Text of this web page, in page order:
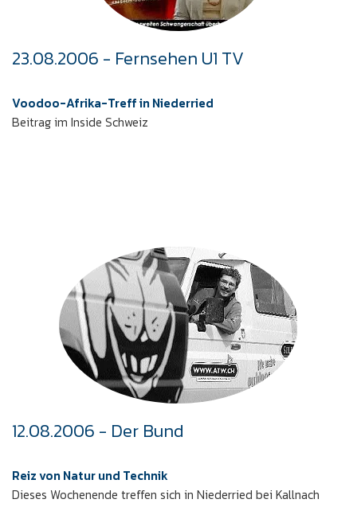
23.08.2006 - Fernsehen U1 TV
Voodoo-Afrika-Treff in Niederried
Beitrag im Inside Schweiz
12.08.2006 - Der Bund
Reiz von Natur und Technik
Dieses Wochenende treffen sich in Niederried bei Kallnach